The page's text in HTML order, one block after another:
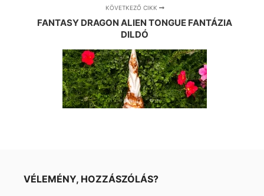
KÖVETKEZŐ CIKK
FANTASY DRAGON ALIEN TONGUE FANTÁZIA
DILDÓ
VÉLEMÉNY, HOZZÁSZÓLÁS?